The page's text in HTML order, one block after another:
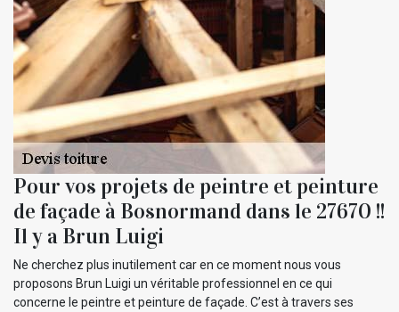
Pour vos projets de peintre et peinture
de façade à Bosnormand dans le 27670 !!
Il y a Brun Luigi
Ne cherchez plus inutilement car en ce moment nous vous
proposons Brun Luigi un véritable professionnel en ce qui
concerne le peintre et peinture de façade. C’est à travers ses